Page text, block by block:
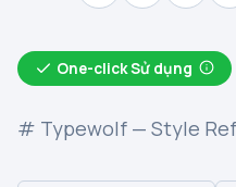
One-click Sử dụng
# Typewolf — Style